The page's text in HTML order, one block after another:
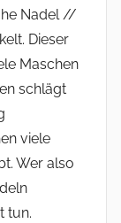
Nadel //
Dieser
Maschen
schlägt
viele
Wer also
tun.